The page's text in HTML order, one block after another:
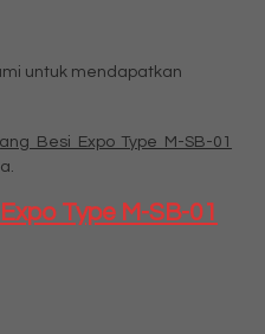
untuk mendapatkan
Besi Expo Type M-SB-01
Type M-SB-01